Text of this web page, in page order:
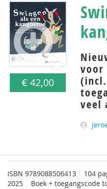
€ 42,00
voor
veel
ISBN 9789088506413 104
2025
Boek + toegangscode